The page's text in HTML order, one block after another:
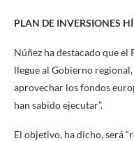
PLAN DE INVERSIONES
Núñez ha destacado que
llegue al Gobierno
aprovechar los fondos
han sabido ejecutar”.
El objetivo, ha dicho, será